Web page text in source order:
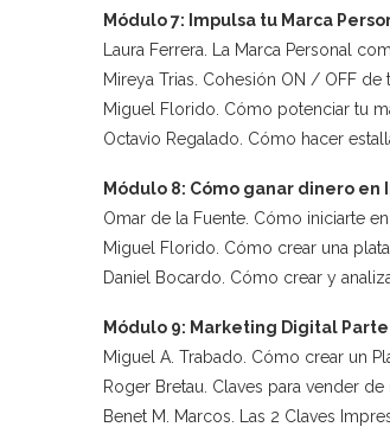
Módulo 7: Impulsa tu Marca
Laura Ferrera. La Marca Personal
Mireya Trias. Cohesión ON / OFF de
Miguel Florido. Cómo potenciar tu
Octavio Regalado. Cómo hacer
Módulo 8: Cómo ganar dinero en
Omar de la Fuente. Cómo iniciarte
Miguel Florido. Cómo crear una
Daniel Bocardo. Cómo crear y
Módulo 9: Marketing Digital Parte
Miguel A. Trabado. Cómo crear un
Roger Bretau. Claves para vender
Benet M. Marcos. Las 2 Claves